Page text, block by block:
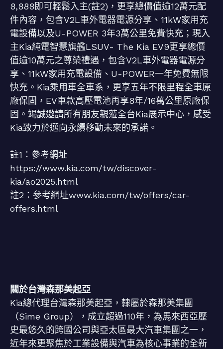
8,888即可輕鬆入主(註2)，更享總價值逾12萬元配
件內容，包含V2L車外電器電源分享、11kW家用充
電設備以及U-POWER 3年3萬公里免費快充；現入
主Kia純電智慧旗艦LSUV- The Kia EV9更享總價
值逾10萬元之尊榮禮遇，包含V2L車外電器電源分
享、11kW家用充電設備、U-POWER一年免費無限
快充。Kia乘用車全車系，更享五年不限里程全車原
廠保固，EV車款高壓電池再享8年/16萬公里原廠保
固。竭誠邀請所有朋友親蒞全台Kia展示中心，感受
Kia致力於邁向永續移動未來的承諾。
註1：參考網址
https://www.kia.com/tw/discover-
kia/ao2025.html
註2：參考網址www.kia.com/tw/offers/car-
offers.html
關於台灣森那美起亞
Kia總代理台灣森那美起亞，隸屬於森那美集團
（Sime Group），成立超過110年，為馬來西亞歷
史最悠久的跨國公司與亞太區最大汽車集團之一，
近年來更聚焦於工業設備與汽車為核心事業的全新